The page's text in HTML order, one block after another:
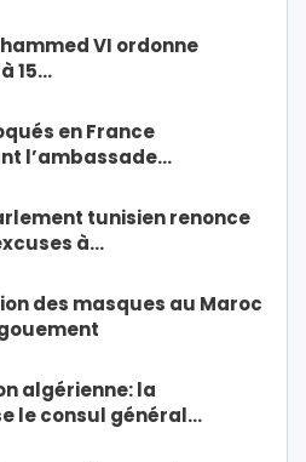
VI ordonne
15…
en France
l’ambassade…
tunisien renonce
à…
des masques au Maroc
algérienne: la
le consul général…